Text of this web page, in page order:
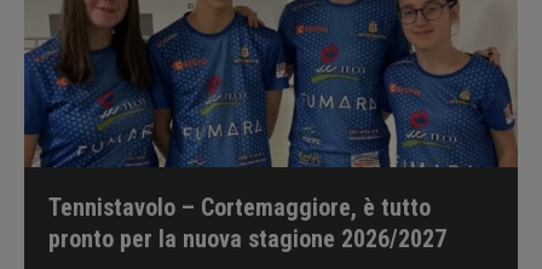
Tennistavolo – Cortemaggiore, è tutto
pronto per la nuova stagione 2026/2027